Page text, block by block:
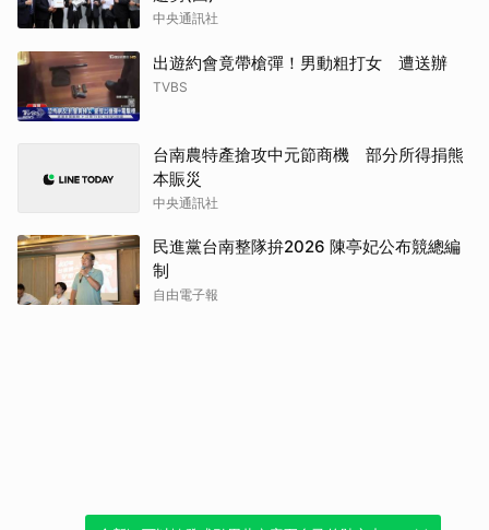
中央通訊社
出遊約會竟帶槍彈！男動粗打女 遭送辦
TVBS
台南農特產搶攻中元節商機 部分所得捐熊
本賑災
中央通訊社
民進黨台南整隊拚2026 陳亭妃公布競總編
制
自由電子報